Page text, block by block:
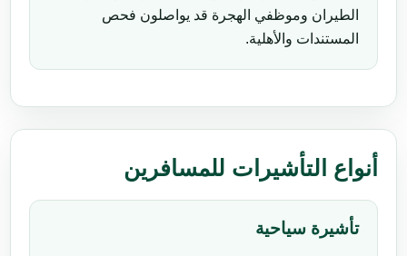
الطيران وموظفي الهجرة قد يواصلون فحص
المستندات والأهلية.
أنواع التأشيرات للمسافرين
تأشيرة سياحية